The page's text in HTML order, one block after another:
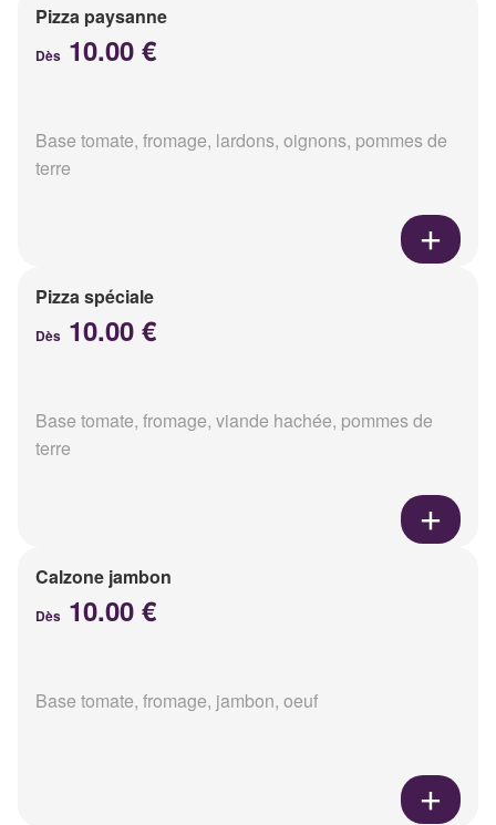
Pizza paysanne
Dès 10.00 €
Base tomate, fromage, lardons, oignons, pommes de
terre
Pizza spéciale
Dès 10.00 €
Base tomate, fromage, viande hachée, pommes de
terre
Calzone jambon
Dès 10.00 €
Base tomate, fromage, jambon, oeuf